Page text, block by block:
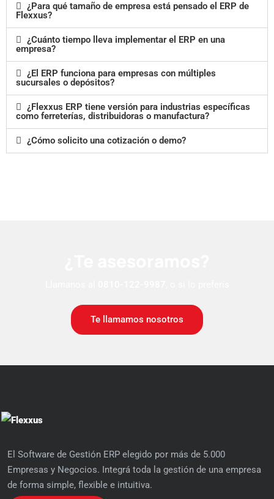
¿Para qué tamaño de empresa está pensado el ERP de
Flexxus?
¿Cuánto tiempo lleva implementar el ERP en una
empresa?
¿El ERP funciona para empresas con múltiples
sucursales o depósitos?
¿Flexxus ERP tiene versión para industrias específicas
como ferreterías, distribuidoras o manufactura?
¿Cómo solicito una cotización o demo?
Te llamamos nosotros
El Software de Gestión ERP elegido por más de 5.000
Empresas y Negocios. Integrá toda la gestión de una empresa
de forma simple, flexible e intuitiva.